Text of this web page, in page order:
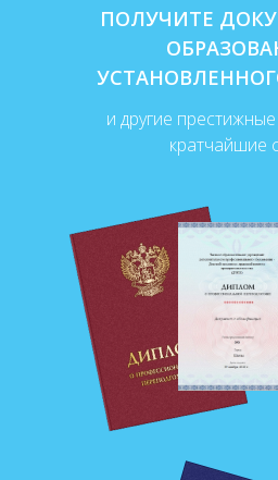
и другие
кратчайшие
ПОЛУЧИТЕ